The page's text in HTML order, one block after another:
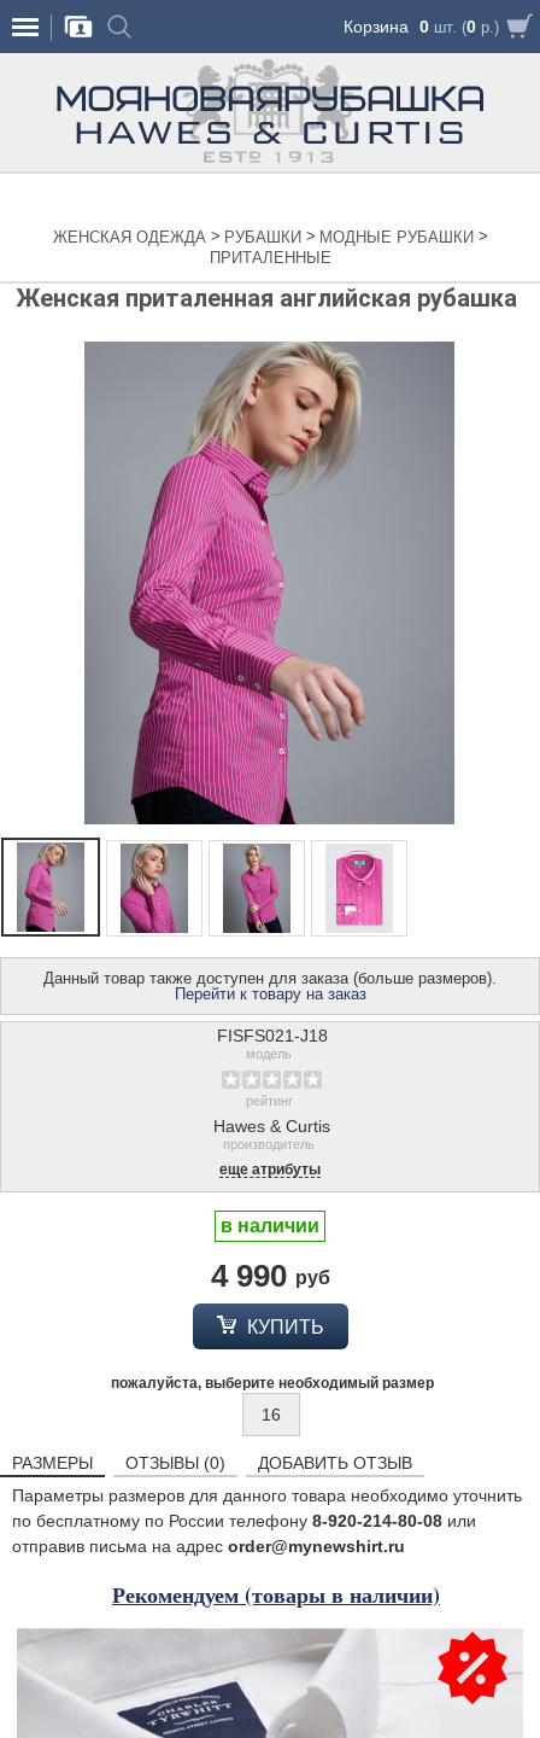
Корзина 0 шт. (0 р.)
ЖЕНСКАЯ ОДЕЖДА > РУБАШКИ > МОДНЫЕ РУБАШКИ >
ПРИТАЛЕННЫЕ
Женская приталенная английская рубашка
Данный товар также доступен для заказа (больше размеров).
Перейти к товару на заказ
FISFS021-J18
модель
рейтинг
Hawes & Curtis
производитель
еще атрибуты
в наличии
4 990 руб
КУПИТЬ
пожалуйста, выберите необходимый размер
16
РАЗМЕРЫ ОТЗЫВЫ (0)
ДОБАВИТЬ ОТЗЫВ
Параметры размеров для данного товара необходимо уточнить
по бесплатному по России телефону 8-920-214-80-08 или
отправив письма на адрес order@mynewshirt.ru
Рекомендуем (товары в наличии)